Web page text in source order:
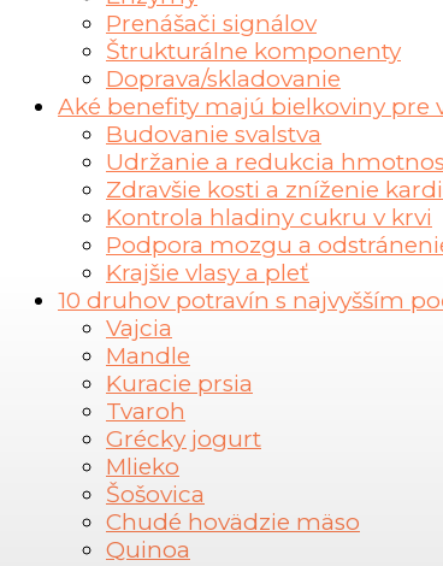
Prenášači signálov
Štrukturálne komponenty
Doprava/skladovanie
Aké benefity majú bielkoviny pre
Budovanie svalstva
Udržanie a redukcia
Zdravšie kosti a zníženie
Kontrola hladiny cukru v krvi
Podpora mozgu a
Krajšie vlasy a pleť
10 druhov potravín s najvyšším
Vajcia
Mandle
Kuracie prsia
Tvaroh
Grécky jogurt
Mlieko
Šošovica
Chudé hovädzie mäso
Quinoa